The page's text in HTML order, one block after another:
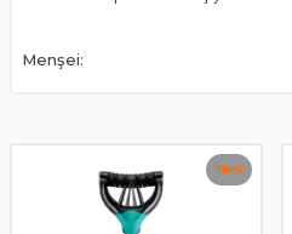
Menşei:
Yeni